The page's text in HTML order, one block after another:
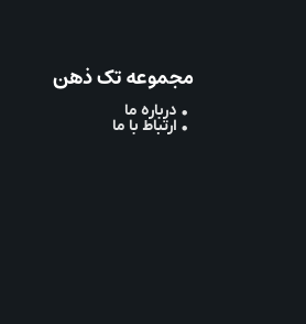
مجموعه تک ذهن
• درباره ما
• ارتباط با ما